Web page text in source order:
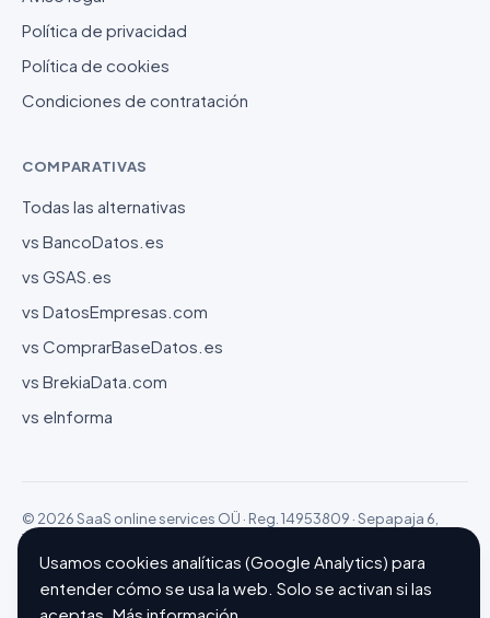
Política de privacidad
Política de cookies
Condiciones de contratación
COMPARATIVAS
Todas las alternativas
vs BancoDatos.es
vs GSAS.es
vs DatosEmpresas.com
vs ComprarBaseDatos.es
vs BrekiaData.com
vs eInforma
© 2026 SaaS online services OÜ · Reg. 14953809 · Sepapaja 6,
15551 Tallinn (Estonia)
Configurar cookiesHecho con ❤ en Barcelona
Usamos cookies analíticas (Google Analytics) para
entender cómo se usa la web. Solo se activan si las